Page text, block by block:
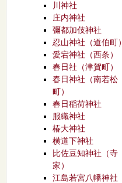
川神社
庄内神社
彌都加伎神社
忍山神社（道伯町）
愛宕神社（西条）
春日社（津賀町）
春日神社（南若松
町）
春日稲荷神社
服織神社
椿大神社
横道下神社
比佐豆知神社（寺
家）
江島若宮八幡神社